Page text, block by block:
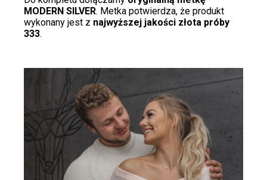
MODERN SILVER. Metka potwierdza, że produkt
wykonany jest z najwyższej jakości złota próby
333.